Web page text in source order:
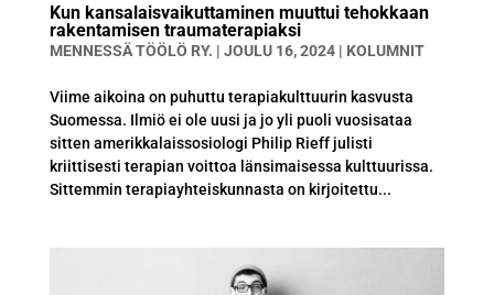
Kun kansalaisvaikuttaminen muuttui tehokkaan
rakentamisen traumaterapiaksi
MENNESSÄTÖÖLÖ RY. | JOULU 16, 2024| KOLUMNIT
Viime aikoina on puhuttu terapiakulttuurin kasvusta
Suomessa. Ilmiö ei ole uusi ja jo yli puoli vuosisataa
sitten amerikkalaissosiologi Philip Rieff julisti
kriittisesti terapian voittoa länsimaisessa kulttuurissa.
Sittemmin terapiayhteiskunnasta on kirjoitettu...